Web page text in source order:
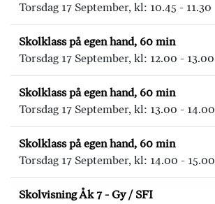
Torsdag 17 September, kl: 10.45 - 11.30
Skolklass på egen hand, 60 min
Torsdag 17 September, kl: 12.00 - 13.00
Skolklass på egen hand, 60 min
Torsdag 17 September, kl: 13.00 - 14.00
Skolklass på egen hand, 60 min
Torsdag 17 September, kl: 14.00 - 15.00
Skolvisning Åk 7 - Gy / SFI